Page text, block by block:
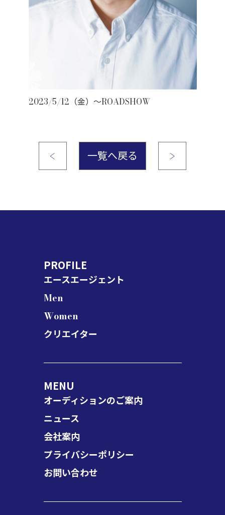
2023/5/12（金）～ROADSHOW
一覧へ戻る
PROFILE
エースエージェント
Men
Women
クリエイター
MENU
オーディションのご案内
ニュース
会社案内
プライバシーポリシー
お問い合わせ